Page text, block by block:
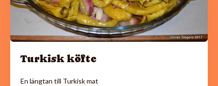
Turkisk köfte
En längtan till Turkisk mat